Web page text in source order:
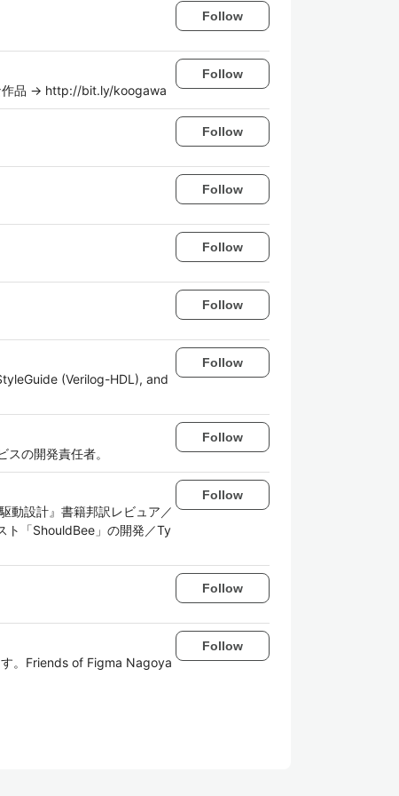
Follow
作品 → http://bit.ly/koogawa
Follow
Follow
Follow
Follow
Follow
(Verilog-HDL), and
Follow
の開発責任者。
Follow
動設計』書籍邦訳レビュア／
ト「ShouldBee」の開発／Ty
Follow
Follow
。Friends of Figma Nagoya
Follow